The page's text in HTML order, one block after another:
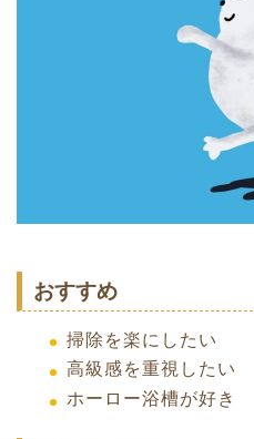
おすすめ
掃除を楽にしたい
高級感を重視したい
ホーロー浴槽が好き